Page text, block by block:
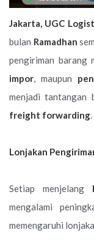
Jakarta, UGC
bulan Ramadhan
pengiriman barang
impor, maupun
menjadi tantangan
freight forwarding.
Lonjakan
Setiap menjelang
mengalami
memengaruhi